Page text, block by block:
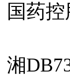
国药
湘